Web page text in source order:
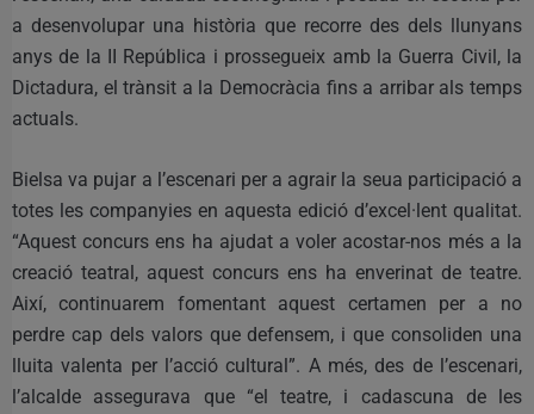
a desenvolupar una història que recorre des dels llunyans
anys de la II República i prossegueix amb la Guerra Civil, la
Dictadura, el trànsit a la Democràcia fins a arribar als temps
actuals.
Bielsa va pujar a l’escenari per a agrair la seua participació a
totes les companyies en aquesta edició d’excel·lent qualitat.
“Aquest concurs ens ha ajudat a voler acostar-nos més a la
creació teatral, aquest concurs ens ha enverinat de teatre.
Així, continuarem fomentant aquest certamen per a no
perdre cap dels valors que defensem, i que consoliden una
lluita valenta per l’acció cultural”. A més, des de l’escenari,
l’alcalde assegurava que “el teatre, i cadascuna de les